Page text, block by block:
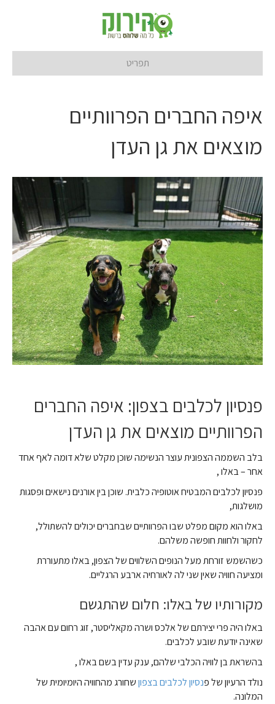
תפריט
איפה החברים הפרוותיים
מוצאים את גן העדן
פנסיון לכלבים בצפון: איפה החברים
הפרוותיים מוצאים את גן העדן
בלב השממה הצפונית עוצר הנשימה שוכן מקלט שלא דומה לאף אחד
אחר – באלו ,
פנסיון לכלבים המבטיח אוטופיה כלבית. שוכן בין אורנים נישאים ופסגות
מושלגות,
באלו הוא מקום מפלט שבו הפרוותיים שבחברים יכולים להשתולל,
לחקור ולחוות חופשה משלהם.
כשהשמש זורחת מעל הנופים השלווים של הצפון, באלו מתעוררת
ומציעה חוויה שאין שני לה לאורחיה ארבע הרגליים.
מקורותיו של באלו: חלום שהתגשם
באלו היה פרי יצירתם של אלכס ושרה מקאליסטר, זוג רחום עם אהבה
שאינה יודעת שובע לכלבים.
בהשראת בן לוויה הכלבי שלהם, ענק עדין בשם באלו ,
נולד הרעיון שלפנסיון לכלבים בצפוןשחורג מהחוויה היומיומית של
המלונה.